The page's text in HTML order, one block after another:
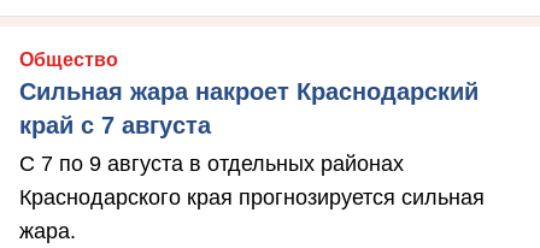
Общество
Сильная жара накроет Краснодарский
край с 7 августа
С 7 по 9 августа в отдельных районах
Краснодарского края прогнозируется сильная
жара.